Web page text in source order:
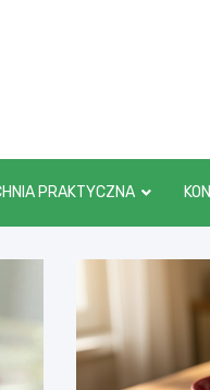
PRAKTYCZNA